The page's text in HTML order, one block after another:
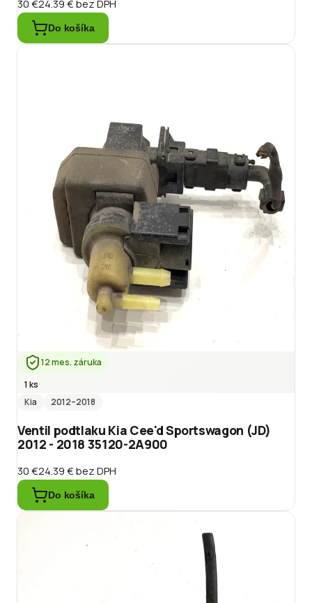
30 €24.39 €bez DPH
Do košíka
12 mes. záruka
1 ks
Kia
2012–2018
Ventil podtlaku Kia Cee'd Sportswagon (JD)
2012 - 2018 35120-2A900
30 €24.39 €bez DPH
Do košíka